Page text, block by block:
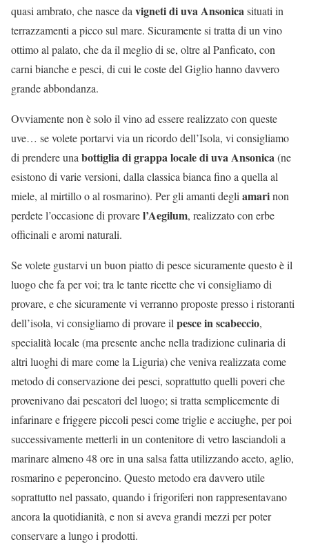
quasi ambrato, che nasce davigneti di uva Ansonicasituati in
terrazzamenti a picco sul mare. Sicuramente si tratta di un vino
ottimo al palato, che da il meglio di se, oltre al Panficato, con
carni bianche e pesci, di cui le coste del Giglio hanno davvero
grande abbondanza.
Ovviamente non è solo il vino ad essere realizzato con queste
uve… se volete portarvi via un ricordo dell’Isola, vi consigliamo
di prendere unabottiglia di grappa locale di uva Ansonica(ne
esistono di varie versioni, dalla classica bianca fino a quella al
miele, al mirtillo o al rosmarino). Per gli amanti degliamarinon
perdete l’occasione di provarel’Aegilum, realizzato con erbe
officinali e aromi naturali.
Se volete gustarvi un buon piatto di pesce sicuramente questo è il
luogo che fa per voi; tra le tante ricette che vi consigliamo di
provare, e che sicuramente vi verranno proposte presso i ristoranti
dell’isola, vi consigliamo di provare ilpesce in scabeccio,
specialità locale (ma presente anche nella tradizione culinaria di
altri luoghi di mare come la Liguria) che veniva realizzata come
metodo di conservazione dei pesci, soprattutto quelli poveri che
provenivano dai pescatori del luogo; si tratta semplicemente di
infarinare e friggere piccoli pesci come triglie e acciughe, per poi
successivamente metterli in un contenitore di vetro lasciandoli a
marinare almeno 48 ore in una salsa fatta utilizzando aceto, aglio,
rosmarino e peperoncino. Questo metodo era davvero utile
soprattutto nel passato, quando i frigoriferi non rappresentavano
ancora la quotidianità, e non si aveva grandi mezzi per poter
conservare a lungo i prodotti.